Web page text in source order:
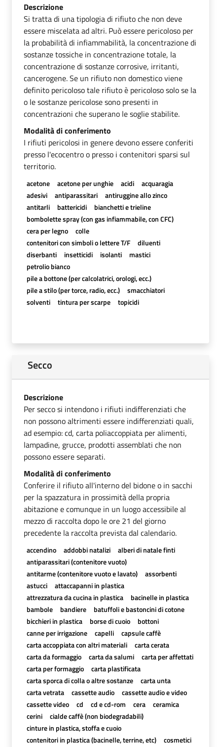
Descrizione
Si tratta di una tipologia di rifiuto che non deve
essere miscelata ad altri. Può essere pericoloso per
la probabilità di infiammabilità, la concentrazione di
sostanze tossiche in concentrazione totale, la
concentrazione di sostanze corrosive, irritanti,
cancerogene. Se un rifiuto non domestico viene
definito pericoloso tale rifiuto è pericoloso solo se la
o le sostanze pericolose sono presenti in
concentrazioni che superano le soglie stabilite.
Modalità di conferimento
I rifiuti pericolosi in genere devono essere conferiti
presso l'ecocentro o presso i contenitori sparsi sul
territorio.
acetone acetone per unghie acidi
acquaragia
adesivi
antiparassitari
antiruggine allo zinco
antitarli
battericidi
bianchetti e trieline
bombolette spray (con gas infiammabile, con CFC)
cera per legno
colle
contenitori con simboli o lettere T/F
diluenti
diserbanti
insetticidi isolanti
mastici
petrolio bianco
pile a bottone (per calcolatrici, orologi, ecc.)
pile a stilo (per torce, radio, ecc.)
smacchiatori
solventi
tintura per scarpe topicidi
Secco
Descrizione
Per secco si intendono i rifiuti indifferenziati che
non possono altrimenti essere indifferenziati quali,
ad esempio: cd, carta poliaccoppiata per alimenti,
lampadine, grucce, prodotti assemblati che non
possono essere separati.
Modalità di conferimento
Conferire il rifiuto all'interno del bidone o in sacchi
per la spazzatura in prossimità della propria
abitazione e comunque in un luogo accessibile al
mezzo di raccolta dopo le ore 21 del giorno
precedente la raccolta prevista dal calendario.
accendino addobbi natalizi
alberi di natale finti
antiparassitari (contenitore vuoto)
antitarme (contenitore vuoto e lavato)
assorbenti
astucci
attaccapanni in plastica
attrezzatura da cucina in plastica
bacinelle in plastica
bambole
bandiere
batuffoli e bastoncini di cotone
bicchieri in plastica
borse di cuoio
bottoni
canne per irrigazione
capelli
capsule caffè
carta accoppiata con altri materiali
carta cerata
carta da formaggio
carta da salumi
carta per affettati
carta per formaggio
carta plastificata
carta sporca di colla o altre sostanze
carta unta
carta vetrata
cassette audio
cassette audio e video
cassette video
cd cd e cd-rom cera
ceramica
cerini
cialde caffè (non biodegradabili)
cinture in plastica, stoffa e cuoio
contenitori in plastica (bacinelle, terrine, etc)
cosmetici